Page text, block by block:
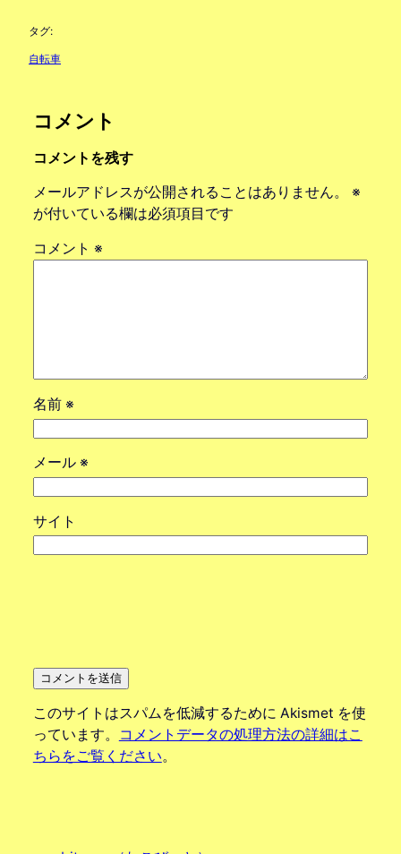
タグ:
自転車
コメント
コメントを残す
メールアドレスが公開されることはありません。
※
が付いている欄は必須項目です
コメント ※
名前 ※
メール ※
サイト
このサイトはスパムを低減するために Akismet を使
っています。
コメントデータの処理方法の詳細はこ
ちらをご覧ください。